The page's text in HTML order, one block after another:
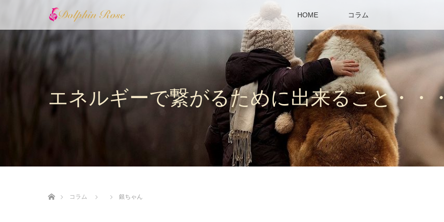
HOME コラム
エネルギーで繋がるために出来ること・・
コラム
銀ちゃん